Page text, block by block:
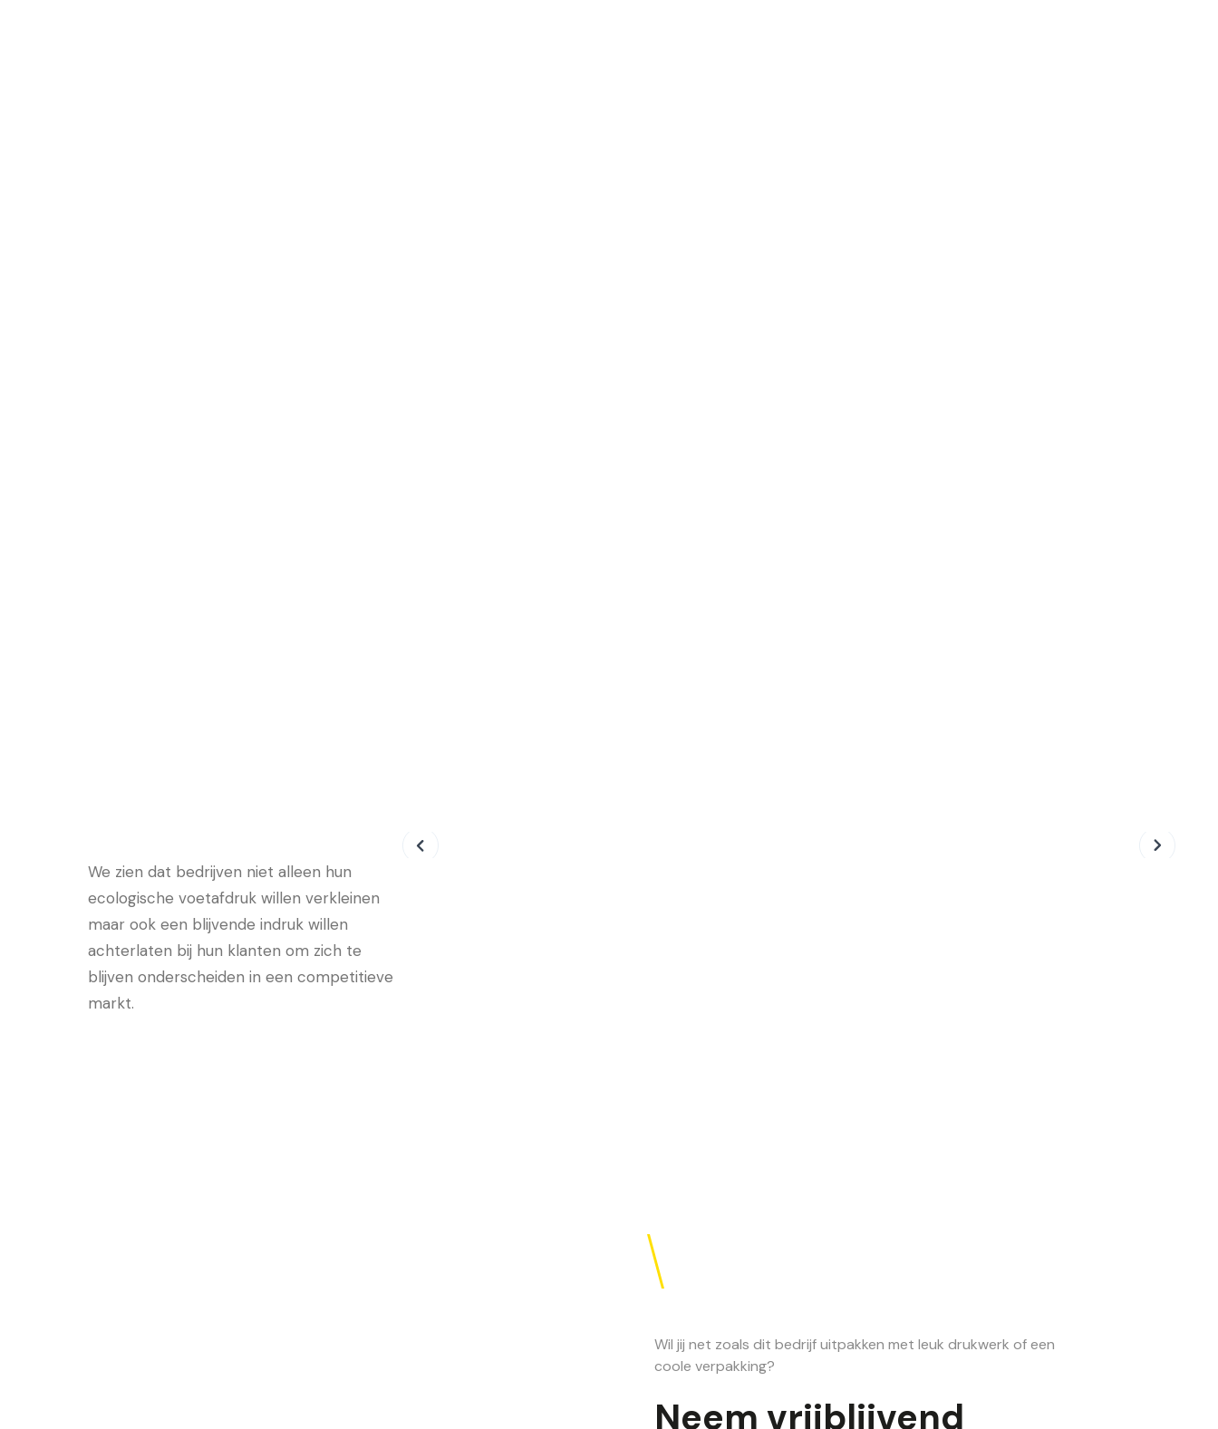
We zien dat bedrijven niet alleen hun
ecologische voetafdruk willen verkleinen
maar ook een blijvende indruk willen
achterlaten bij hun klanten om zich te
blijven onderscheiden in een competitieve
markt.
Wil jij net zoals dit bedrijf uitpakken met leuk drukwerk of een
coole verpakking?
Neem vrijblijvend